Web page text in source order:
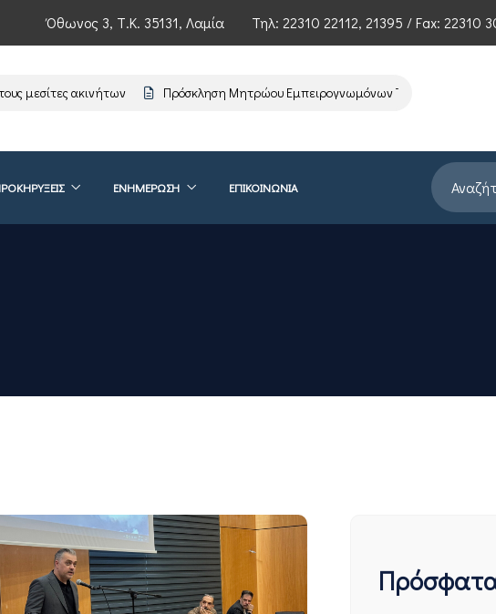
Όθωνος 3, Τ.Κ. 35131, Λαμία Τηλ: 22310 22112, 21395 / Fax: 22310
μεσίτες ακινήτων Πρόσκληση Μητρώου Εμπειρογνωμόνων Τεχνολογιών Αιχμής
ΕΝΗΜΈΡΩΣΗ ΕΠΙΚΟΙΝΩΝΊΑ